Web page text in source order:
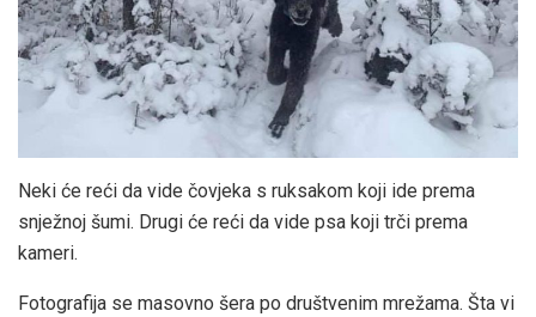
Neki će reći da vide čovjeka s ruksakom koji ide prema
snježnoj šumi. Drugi će reći da vide psa koji trči prema
kameri.
Fotografija se masovno šera po društvenim mrežama. Šta vi